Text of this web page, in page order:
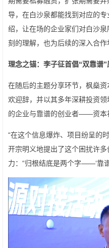
导，在白沙泉都能找到对应的
绍，让在场的企业家们对白沙
刻的理解，也为后续的深入合作
理念之锚：李子征首倡“双靠谱
在随后的主题分享环节，枫燊
欢迎辞，并以其多年深耕投资
的企业与靠谱的创业者——资本
“在这个信息爆炸、项目纷呈的
开宗明义地提出了这个困扰许
力：“归根结底是两个字——‘靠谱